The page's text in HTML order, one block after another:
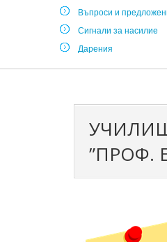
Въпроси и
Сигнали за насилие
Дарения
”ПРОФ.